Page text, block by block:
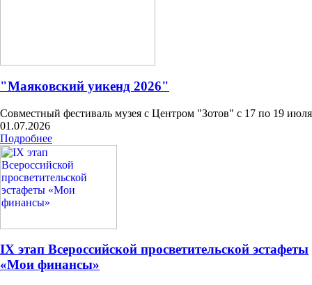
"Маяковский уикенд 2026"
Совместный фестиваль музея с Центром "Зотов" с 17 по 19 июля
01.07.2026
Подробнее
IX этап Всероссийской просветительской эстафеты
«Мои финансы»